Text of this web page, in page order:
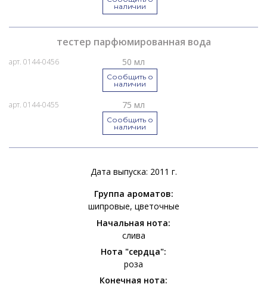
наличии
тестер парфюмированная вода
арт. 0144-0456 50 мл
Сообщить о
наличии
арт. 0144-0455 75 мл
Сообщить о
наличии
Дата выпуска: 2011 г.
Группа ароматов:
шипровые цветочные
Начальная нота:
слива
Нота "сердца":
роза
Конечная нота: